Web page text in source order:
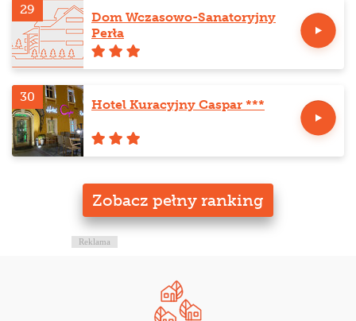
29
Dom Wczasowo-Sanatoryjny
Perła
30
Hotel Kuracyjny Caspar ***
Zobacz pełny ranking
Reklama